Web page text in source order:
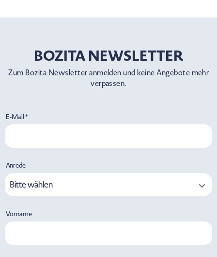
BOZITA NEWSLETTER
Zum Bozita Newsletter anmelden und keine Angebote mehr
verpassen.
E-Mail *
Anrede
Bitte wählen
Vorname